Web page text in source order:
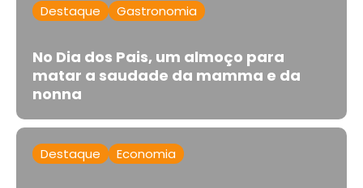
Destaque Gastronomia
No Dia dos Pais, um almoço para
matar a saudade da mamma e da
nonna
Destaque Economia